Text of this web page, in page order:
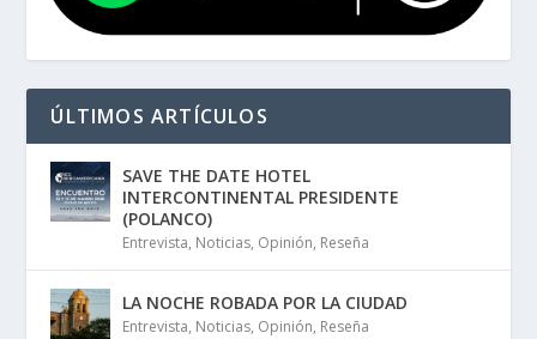
ÚLTIMOS ARTÍCULOS
SAVE THE DATE HOTEL
INTERCONTINENTAL PRESIDENTE
(POLANCO)
Entrevista, Noticias, Opinión, Reseña
LA NOCHE ROBADA POR LA CIUDAD
Entrevista, Noticias, Opinión, Reseña